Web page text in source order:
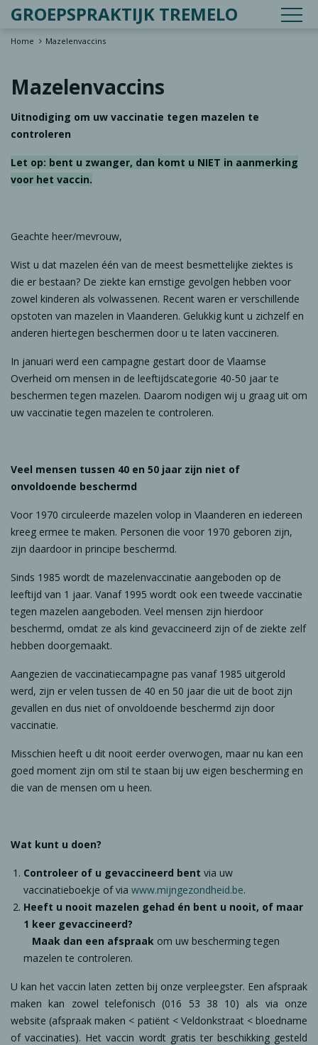
GROEPSPRAKTIJK TREMELO
Home Mazelenvaccins
Mazelenvaccins
Uitnodiging om uw vaccinatie tegen mazelen te
controleren
Let op: bent u zwanger, dan komt u NIET in aanmerking
voor het vaccin.
Geachte heer/mevrouw,
Wist u dat mazelen één van de meest besmettelijke ziektes is
die er bestaan? De ziekte kan ernstige gevolgen hebben voor
zowel kinderen als volwassenen. Recent waren er verschillende
opstoten van mazelen in Vlaanderen. Gelukkig kunt u zichzelf en
anderen hiertegen beschermen door u te laten vaccineren.
In januari werd een campagne gestart door de Vlaamse
Overheid om mensen in de leeftijdscategorie 40-50 jaar te
beschermen tegen mazelen. Daarom nodigen wij u graag uit om
uw vaccinatie tegen mazelen te controleren.
Veel mensen tussen 40 en 50 jaar zijn niet of
onvoldoende beschermd
Voor 1970 circuleerde mazelen volop in Vlaanderen en iedereen
kreeg ermee te maken. Personen die voor 1970 geboren zijn,
zijn daardoor in principe beschermd.
Sinds 1985 wordt de mazelenvaccinatie aangeboden op de
leeftijd van 1 jaar. Vanaf 1995 wordt ook een tweede vaccinatie
tegen mazelen aangeboden. Veel mensen zijn hierdoor
beschermd, omdat ze als kind gevaccineerd zijn of de ziekte zelf
hebben doorgemaakt.
Aangezien de vaccinatiecampagne pas vanaf 1985 uitgerold
werd, zijn er velen tussen de 40 en 50 jaar die uit de boot zijn
gevallen en dus niet of onvoldoende beschermd zijn door
vaccinatie.
Misschien heeft u dit nooit eerder overwogen, maar nu kan een
goed moment zijn om stil te staan bij uw eigen bescherming en
die van de mensen om u heen.
Wat kunt u doen?
Controleer of u gevaccineerd bent via uw
vaccinatieboekje of via www.mijngezondheid.be.
Heeft u nooit mazelen gehad én bent u nooit, of maar
1 keer gevaccineerd?
Maak dan een afspraakom uw bescherming tegen
mazelen te controleren.
U kan het vaccin laten zetten bij onze verpleegster. Een afspraak
maken kan zowel telefonisch (016 53 38 10) als via onze
website (afspraak maken < patiënt < Veldonkstraat < bloedname
of vaccinaties). Het vaccin wordt gratis ter beschikking gesteld